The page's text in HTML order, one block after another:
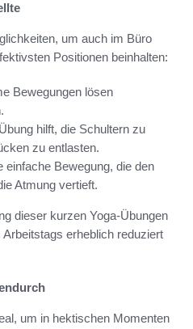
um auch im Büro
Positionen beinhalten:
Bewegungen lösen
hilft, die Schultern zu
zu entlasten.
einfache Bewegung, die den
Atmung vertieft.
dieser kurzen Yoga-Übungen
erheblich reduziert
um in hektischen Momenten